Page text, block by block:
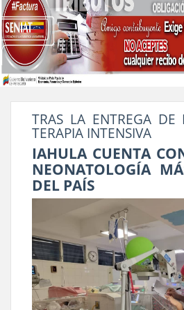
TRAS LA ENTREGA
TERAPIA INTENSIVA
IAHULA CUENTA
NEONATOLOGÍA
DEL PAÍS